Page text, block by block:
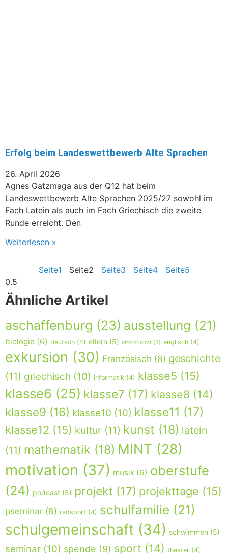
Erfolg beim Landeswettbewerb Alte Sprachen
26. April 2026
Agnes Gatzmaga aus der Q12 hat beim
Landeswettbewerb Alte Sprachen 2025/27 sowohl im
Fach Latein als auch im Fach Griechisch die zweite
Runde erreicht. Den
Weiterlesen »
Seite1 Seite2 Seite3 Seite4 Seite5
Ähnliche Artikel
aschaffenburg (23) ausstellung (21)
biologie (6) deutsch (4) eltern (5) elternbeirat (3) englisch (4)
exkursion (30) Französisch (8) geschichte
(11) griechisch (10) informatik (4) klasse5 (15)
klasse6 (25) klasse7 (17) klasse8 (14)
klasse9 (16) klasse10 (10) klasse11 (17)
klasse12 (15) kultur (11) kunst (18) latein
(11) mathematik (18) MINT (28)
motivation (37) musik (6) oberstufe
(24) podcast (5) projekt (17) projekttage (15)
pseminar (8) radsport (4) schulfamilie (21)
schulgemeinschaft (34) schwimmen (5)
seminar (10) spende (9) sport (14) theater (4)